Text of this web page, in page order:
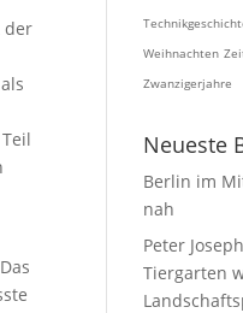
der
Weihnachten
Zwanzigerjahre
Neueste
Berlin im
nah
Peter
Tiergarten